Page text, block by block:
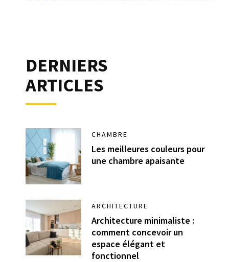
DERNIERS
ARTICLES
CHAMBRE
Les meilleures couleurs pour
une chambre apaisante
ARCHITECTURE
Architecture minimaliste :
comment concevoir un
espace élégant et
fonctionnel